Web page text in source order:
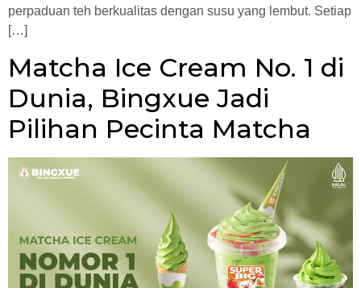
perpaduan teh berkualitas dengan susu yang lembut. Setiap
[…]
Matcha Ice Cream No. 1 di
Dunia, Bingxue Jadi
Pilihan Pecinta Matcha